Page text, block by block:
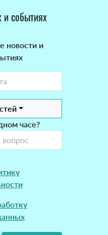
и событиях
новости и
часе?